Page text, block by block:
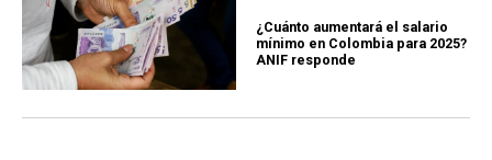
¿Cuánto aumentará el salario
mínimo en Colombia para 2025?
ANIF responde